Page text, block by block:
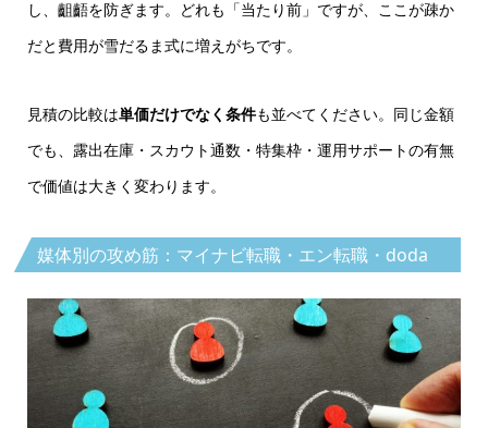
し、齟齬を防ぎます。どれも「当たり前」ですが、ここが疎か
だと費用が雪だるま式に増えがちです。
見積の比較は単価だけでなく条件も並べてください。同じ金額
でも、露出在庫・スカウト通数・特集枠・運用サポートの有無
で価値は大きく変わります。
媒体別の攻め筋：マイナビ転職・エン転職・doda